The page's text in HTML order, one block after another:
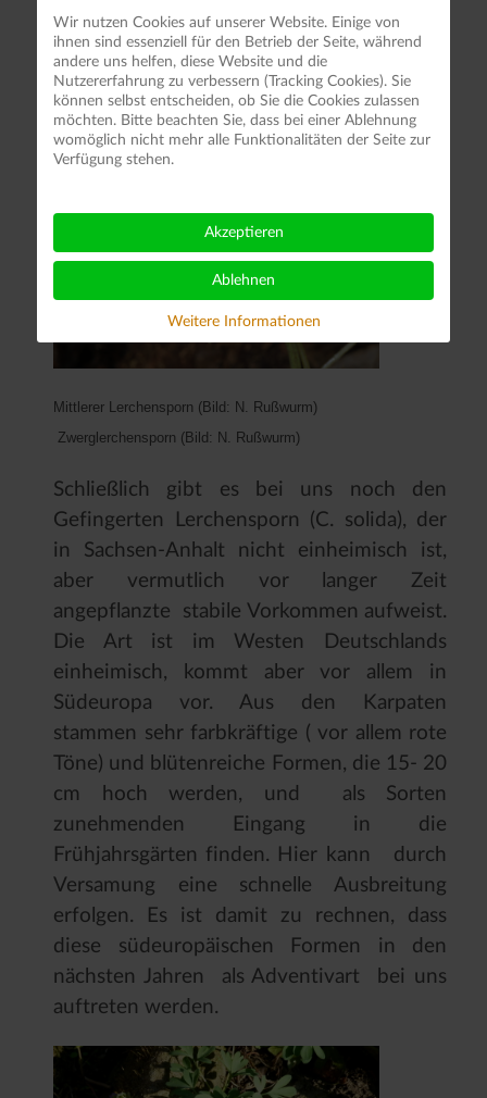
Mittlerer Lerchensporn (Bild: N. Rußwurm)
Zwerglerchensporn (Bild: N. Rußwurm)
Schließlich gibt es bei uns noch den
Gefingerten Lerchensporn (C. solida), der
in Sachsen-Anhalt nicht einheimisch ist,
aber vermutlich vor langer Zeit
angepflanzte stabile Vorkommen aufweist.
Die Art ist im Westen Deutschlands
einheimisch, kommt aber vor allem in
Südeuropa vor. Aus den Karpaten
stammen sehr farbkräftige ( vor allem rote
Töne) und blütenreiche Formen, die 15- 20
cm hoch werden, und als Sorten
zunehmenden Eingang in die
Frühjahrsgärten finden. Hier kann durch
Versamung eine schnelle Ausbreitung
erfolgen. Es ist damit zu rechnen, dass
diese südeuropäischen Formen in den
nächsten Jahren als Adventivart bei uns
auftreten werden.
Wir nutzen Cookies auf unserer Website. Einige von
ihnen sind essenziell für den Betrieb der Seite, während
andere uns helfen, diese Website und die
Nutzererfahrung zu verbessern (Tracking Cookies). Sie
können selbst entscheiden, ob Sie die Cookies zulassen
möchten. Bitte beachten Sie, dass bei einer Ablehnung
womöglich nicht mehr alle Funktionalitäten der Seite zur
Verfügung stehen.
Akzeptieren
Ablehnen
Weitere Informationen